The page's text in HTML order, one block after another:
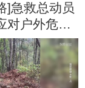
]急救总动员
对户外危险
法